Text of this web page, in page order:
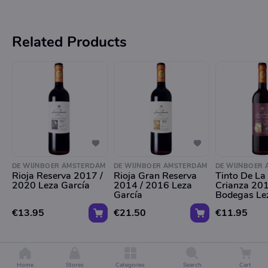
Related Products
DE WIJNBOER AMSTERDAM
Rioja Reserva 2017 /
2020 Leza García
€13.95
DE WIJNBOER AMSTERDAM
Rioja Gran Reserva
2014 / 2016 Leza
García
€21.50
DE WIJNBOER
Tinto De
Crianza
Bodegas
€11.95
Home Stores Categories Search Cart